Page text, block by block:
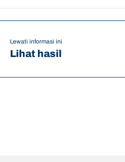
Lewati informasi ini
Lihat hasil